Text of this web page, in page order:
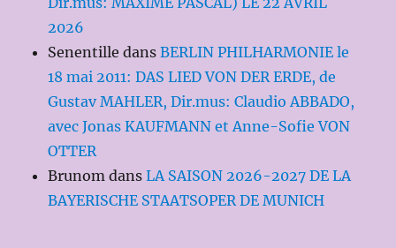
2026
Senentille dansBERLIN PHILHARMONIE le
18 mai 2011: DAS LIED VON DER ERDE, de
Gustav MAHLER, Dir.mus: Claudio ABBADO,
avec Jonas KAUFMANN et Anne-Sofie VON
OTTER
Brunom dansLA SAISON 2026-2027 DE LA
BAYERISCHE STAATSOPER DE MUNICH